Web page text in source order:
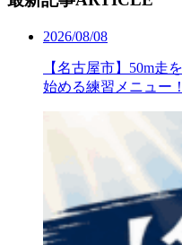
2026/08/08
【名古屋市】50m走
始める練習メニュー！